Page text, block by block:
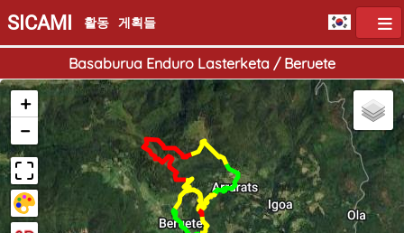
SICAMI 활동 게획들
Basaburua Enduro Lasterketa / Beruete
+
−